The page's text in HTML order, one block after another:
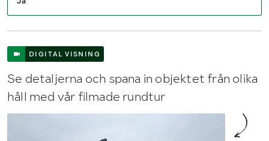
DIGITAL VISNING
Se detaljerna och spana in objektet från olika
håll med vår filmade rundtur